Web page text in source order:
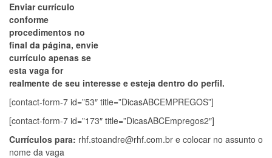
Enviar currículo
conforme
procedimentos no
final da página, envie
currículo apenas se
esta vaga for
realmente de seu interesse e esteja dentro do perfil.
[contact-form-7 id=”53″ title=”DicasABCEMPREGOS”]
[contact-form-7 id=”173″ title=”DicasABCEmpregos2″]
Currículos para: rhf.stoandre@rhf.com.br e colocar no assunto o
nome da vaga